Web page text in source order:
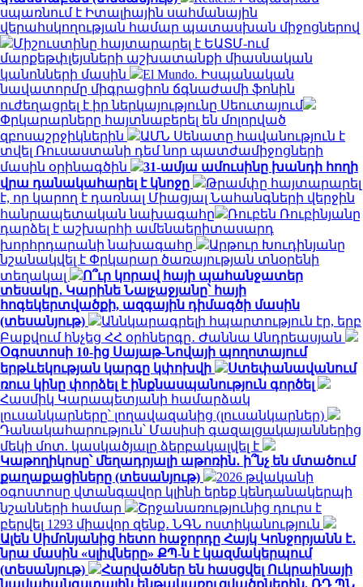
սպառնում է Իտալիային սահմանային
վերահսկողության համար պատասխան միջոցներով
Միշուստինը հայտարարել է ԵԱՏՄ-ում
մարքեթփլեյսների աշխատանքի միասնական
կանոնների մասին
El Mundo. Իսպանական
նավատորմը միգրացիոն ճգնաժամի ֆոնին
ուժեղացրել է իր ներկայությունը Սեուտայում
Փրկարարները հայտնաբերել են մոլորված
զբոսաշրջիկներին
ԱՄՆ Սենատը հավանություն է
տվել Ռուսաստանի դեմ նոր պատժամիջոցների
մասին օրինագծին
31-ամյա ամուսինը խանդի հողի
վրա դանակահարել է կնոջը
Թրամփը հայտարարել
է, որ կարող է դառնալ Միացյալ Նահանգների վերջին
հանրապետական ​​նախագահը
Ռուբեն Ռուբինյանը
դարձել է աշխարհի ամենաերիտասարդ
խորհրդարանի նախագահը
Արթուր Խուդինյանը
նշանակվել է Փրկարար ծառայության տնօրենի
տեղակալ
Ո՞ւր կորավ հայի պահանջատեր
տեսակը․ Կարինե Նալչաջյանը՝ հայի
հոգեկերտվածքի, ազգային դիմագծի մասին
(տեսանյութ)
Աննկարագրելի հպարտություն էր, երբ
Բաքվում հնչեց ՀՀ օրհներգը․ Ժաննա Անդրեասյան
Օգոստոսի 10-ից Սայաթ-Նովայի պողոտայում
երթևեկության կարգը կփոխվի
Ստեփանավանում
ռուս կինը փորձել է ինքնասպանություն գործել
Հասմիկ Կարապետյանի համարձակ
լուսանկարները՝ լողավազանից (լուսանկարներ)
Դանակահարություն՝ Մասիսի գազալցակայաններից
մեկի մոտ. կասկածյալը ձերբակալվել է
Կաթողիկոսը՝ մեղադրյալի աթոռին․ ի՞նչ են մտածում
քաղաքացիները (տեսանյութ)
2026 թվականի
օգոստոսը վտանգավոր կլինի երեք կենդանակերպի
նշանների համար
Շրջանառությունից դուրս է
բերվել 1293 միավոր զենք․ ՆԳՆ ոստիկանություն
Ալեն Սիմոնյանից հետո հաջորդը Հայկ Կոնջորյանն է․
նրա մասին «սլիվները» ՔՊ-ն է կազմակերպում
(տեսանյութ)
Հարվածներ են հասցվել Ուկրաինայի
նավահանգստային ենթակառուցվածքներին. ՌԴ ՊՆ